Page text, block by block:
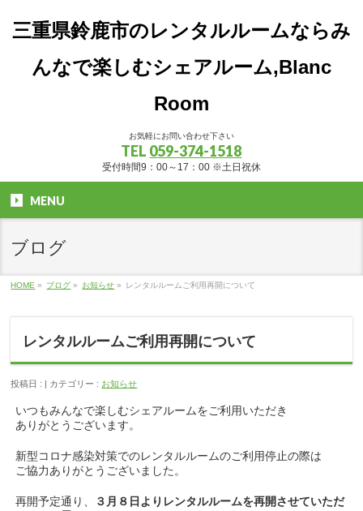
三重県鈴鹿市のレンタルルームならみ
んなで楽しむシェアルーム,Blanc
Room
お気軽にお問い合わせ下さい
TEL 059-374-1518
受付時間9：00～17：00 ※土日祝休
MENU
ブログ
HOME » ブログ » お知らせ » レンタルルームご利用再開について
レンタルルームご利用再開について
投稿日 : | カテゴリー : お知らせ
いつもみんなで楽しむシェアルームをご利用いただき
ありがとうございます。
新型コロナ感染対策でのレンタルルームのご利用停止の際は
ご協力ありがとうございました。
再開予定通り、
３月８日よりレンタルルームを再開させていただ